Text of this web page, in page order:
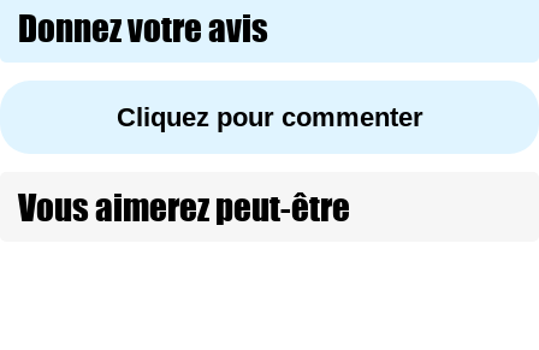
Donnez votre avis
Cliquez pour commenter
Vous aimerez peut-être